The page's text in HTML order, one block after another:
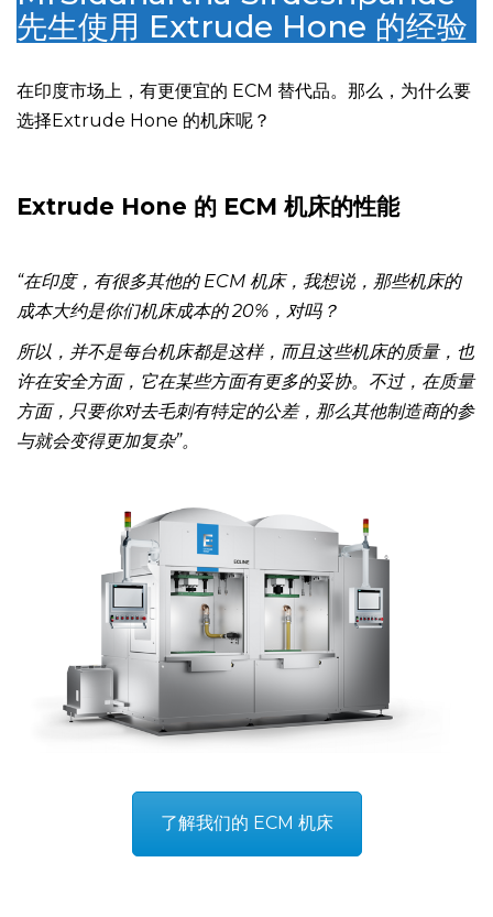
MrSiddhartha Sirdeshpande
先生使用 Extrude Hone 的经验
在印度市场上，有更便宜的 ECM 替代品。那么，为什么要
“在印度，有很多其他的 ECM 机床，我想说，那些机床的
成本大约是你们机床成本的 20%，对吗？
所以，并不是每台机床都是这样，而且这些机床的质量，也
许在安全方面，它在某些方面有更多的妥协。不过，在质量
方面，只要你对去毛刺有特定的公差，那么其他制造商的参